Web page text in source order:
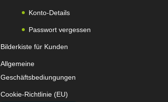
Konto-Details
Passwort vergessen
Bilderkiste für Kunden
Allgemeine
Geschäftsbediungungen
Cookie-Richtlinie (EU)